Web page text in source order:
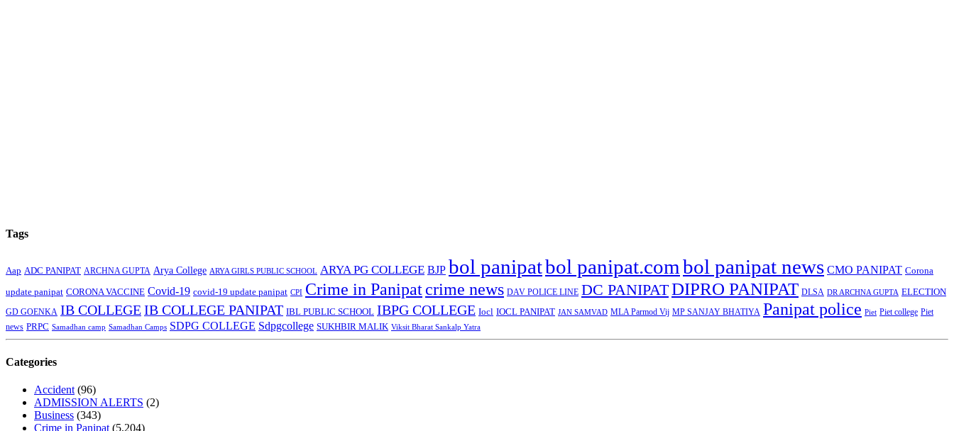
Tags
Aap ADC PANIPAT ARCHNA GUPTA Arya College ARYA GIRLS PUBLIC SCHOOL ARYA PG COLLEGE BJP bol panipatbol panipat.combol panipat news CMO PANIPAT Corona
update panipat CORONA VACCINE Covid-19 covid-19 update panipat CPI Crime in Panipatcrime news DAV POLICE LINE DC PANIPATDIPRO PANIPAT DLSA DR ARCHNA GUPTA ELECTION
GD GOENKA IB COLLEGEIB COLLEGE PANIPAT IBL PUBLIC SCHOOL IBPG COLLEGE Iocl IOCL PANIPAT JAN SAMVAD MLA Parmod Vij MP SANJAY BHATIYA Panipat police Piet Piet college Piet
news PRPC Samadhan camp Samadhan Camps SDPG COLLEGE Sdpgcollege SUKHBIR MALIK Viksit Bharat Sankalp Yatra
Categories
Accident (96)
ADMISSION ALERTS (2)
Business (343)
Crime in Panipat (5,204)